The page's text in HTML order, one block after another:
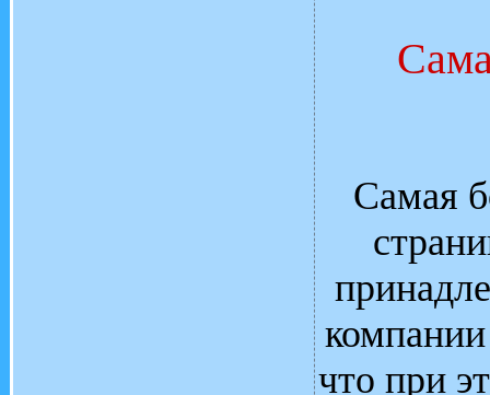
Самая
что при